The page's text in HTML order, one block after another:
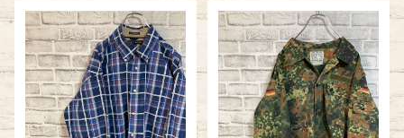
カ USA 古着
古着